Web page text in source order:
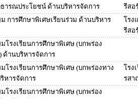
ารณประโยชน์ ด้านบริหารจัดการ
รีสอ
การศึกษาพิเศษเรียนร่วม ด้านบริหาร
โรง
รีสอ
โรงเรียนการศึกษาพิเศษ (บกพร่อง
ด้านบริหารจัดการ
โรงเรียนการศึกษาพิเศษ (บกพร่องทาง
หารจัดการ
โรง
รสา
โรงเรียนการศึกษาพิเศษ (บกพร่อง